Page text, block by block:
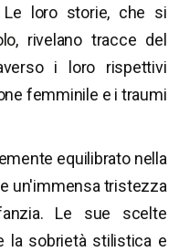
Le loro storie, che si
rivelano tracce del
i loro rispettivi
femminile e i traumi
equilibrato nella
un'immensa tristezza
Le sue scelte
la sobrietà stilistica e